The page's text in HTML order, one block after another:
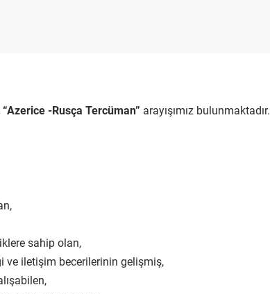
“Azerice -Rusça Tercüman” arayışımız bulunmaktadır.
sahip olan,
ve iletişim becerilerinin gelişmiş,